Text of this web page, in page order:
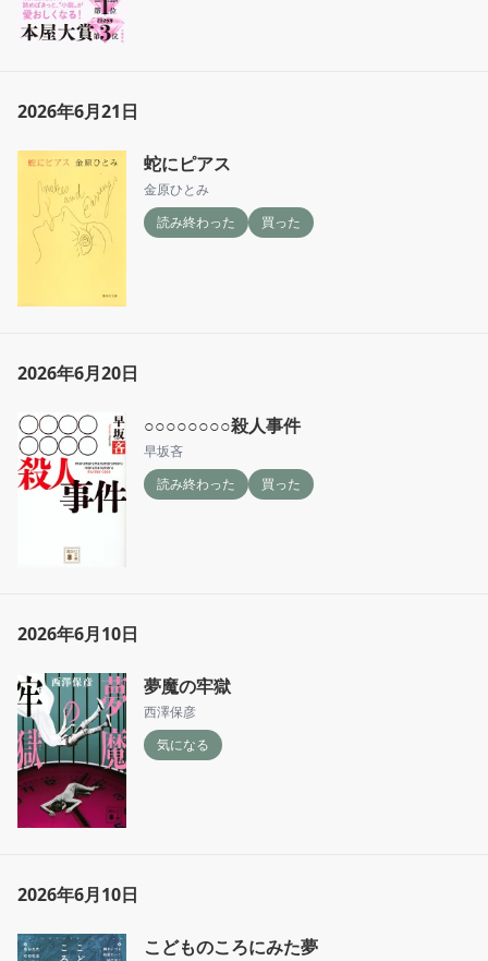
2026年6月21日
蛇にピアス
金原ひとみ
読み終わった
買った
2026年6月20日
○○○○○○○○殺人事件
早坂吝
読み終わった
買った
2026年6月10日
夢魔の牢獄
西澤保彦
気になる
2026年6月10日
こどものころにみた夢